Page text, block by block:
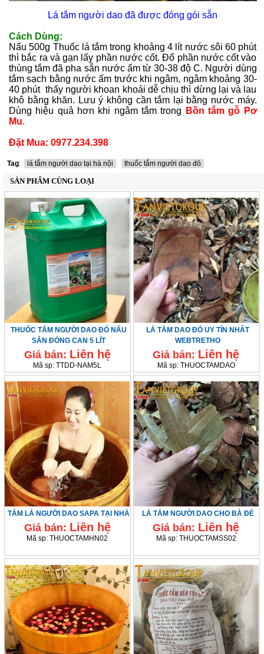
Lá tắm người dao đã được đóng gói sẵn
Cách Dùng:
Nấu 500g Thuốc lá tắm trong khoảng 4 lít nước sôi 60 phút
thì bắc ra và gạn lấy phần nước cốt. Đổ phần nước cốt vào
thùng tắm đã pha sẵn nước ấm từ 30-38 độ C. Người dùng
tắm sạch bằng nước ấm trước khi ngâm, ngâm khoảng 30-
40 phút thấy người khoan khoái dễ chịu thì dừng lại và lau
khô bằng khăn. Lưu ý không cần tắm lại bằng nước máy.
Dùng hiệu quả hơn khi ngâm tắm trong
Bồn tắm gỗ Pơ
Mu.
Đặt Mua: 0977.234.398
Tag: lá tắm người dao tại hà nội thuốc tắm người dao đỏ
SẢN PHẨM CÙNG LOẠI
THUỐC TẮM NGƯỜI DAO ĐỎ NẤU
SẴN ĐÓNG CAN 5 LÍT
Giá bán: Liên hệ
Mã sp:TTDD-NAM5L
LÁ TẮM DAO ĐỎ UY TÍN NHẤT
WEBTRETHO
Giá bán: Liên hệ
Mã sp:THUOCTAMDAO
TẮM LÁ NGƯỜI DAO SAPA TẠI NHÀ
Giá bán: Liên hệ
Mã sp:THUOCTAMHN02
LÁ TẮM NGƯỜI DAO CHO BÀ ĐẺ
Giá bán: Liên hệ
Mã sp:THUOCTAMSS02